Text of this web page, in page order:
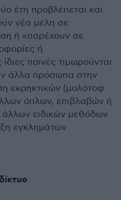
έτη προβλέπεται και
νέα μέλη σε
ή «παρέχουν σε
ή
ποινές τιμωρούνται
άλλα πρόσωπα στην
εκρηκτικών (μολότοφ
όπλων, επιβλαβών ή
άλλων ειδικών μεθόδων
εγκλημάτων